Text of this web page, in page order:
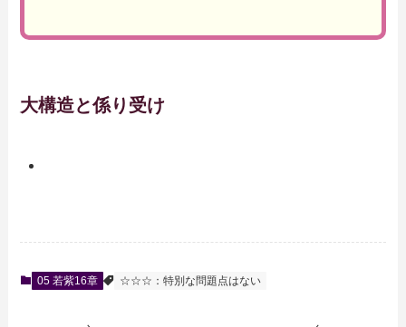
大構造と係り受け
05 若紫16章 ☆☆☆：特別な問題点はない